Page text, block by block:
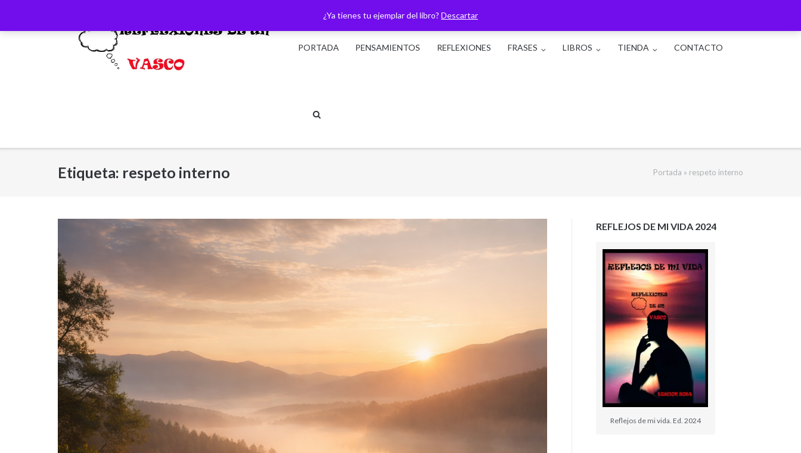
¿Ya tienes tu ejemplar del libro? Descartar
PORTADA
PENSAMIENTOS REFLEXIONES FRASES LIBROS TIENDA CONTACTO
Etiqueta: respeto interno Portada » respeto interno
REFLEJOS DE MI VIDA 2024
Reflejos de mi vida. Ed. 2024